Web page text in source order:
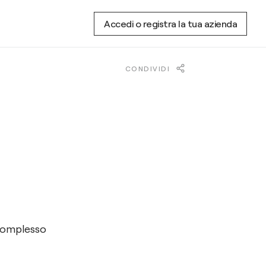
Accedi o registra la tua azienda
CONDIVIDI